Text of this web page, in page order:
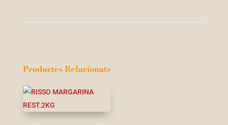
Productes Relacionats